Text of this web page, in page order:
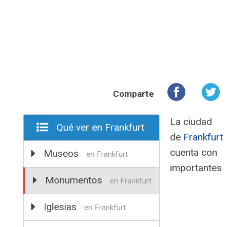
Comparte
Qué ver en Frankfurt
Museos en Frankfurt
Monumentos en Frankfurt
Iglesias en Frankfurt
La ciudad
de Frankfurt
cuenta con
importantes